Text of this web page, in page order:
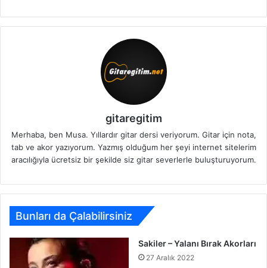
gitaregitim
Merhaba, ben Musa. Yıllardır gitar dersi veriyorum. Gitar için nota,
tab ve akor yazıyorum. Yazmış olduğum her şeyi internet sitelerim
aracılığıyla ücretsiz bir şekilde siz gitar severlerle buluşturuyorum.
Bunları da Çalabilirsiniz
Sakiler – Yalanı Bırak Akorları
27 Aralık 2022